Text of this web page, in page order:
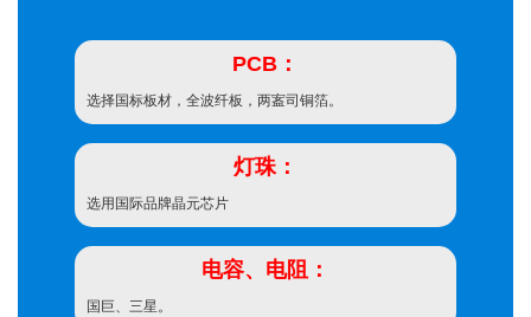
PCB：
选择国标板材，全波纤板，两䀂司铜箔。
灯珠：
选用国际品牌晶元芯片
电容、电阻：
国巨、三星。